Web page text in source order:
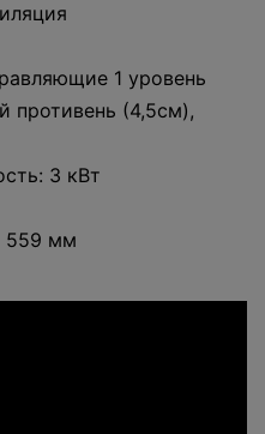
1 уровень
противень (4,5см),
3 кВт
559 мм